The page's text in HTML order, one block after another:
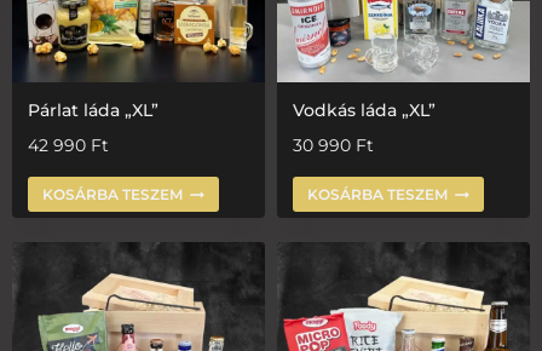
Párlat láda „XL”
42 990 Ft
KOSÁRBA TESZEM
Vodkás láda „XL”
30 990 Ft
KOSÁRBA TESZEM